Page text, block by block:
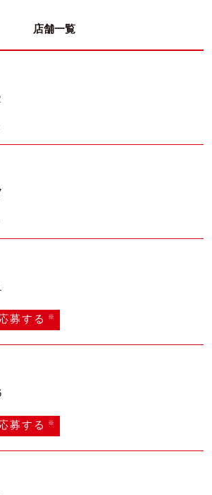
店舗一覧
募する ※
募する ※